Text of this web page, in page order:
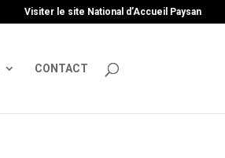
Visiter le site National d’Accueil Paysan
CONTACT